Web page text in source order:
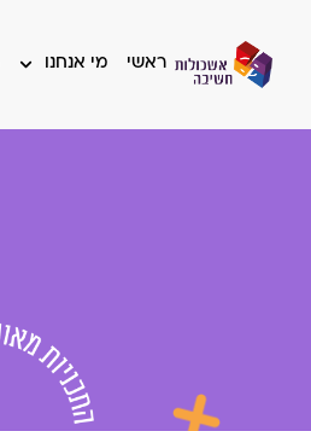
ראשי מי אנחנו